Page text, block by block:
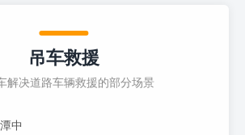
吊车救援
解决道路车辆救援的部分场景
中